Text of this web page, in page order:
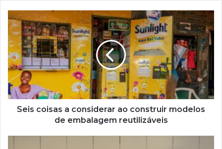
coisas
a
considerar
ao
construir
modelos
de
embalagem
reutilizáveis
Seis coisas a considerar ao construir modelos
de embalagem reutilizáveis